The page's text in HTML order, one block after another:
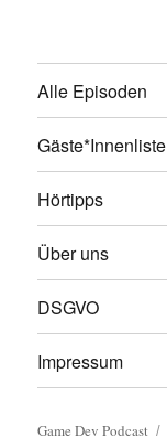
Alle Episoden
Gäste*Innenliste
Hörtipps
Über uns
DSGVO
Impressum
Game Dev Podcast